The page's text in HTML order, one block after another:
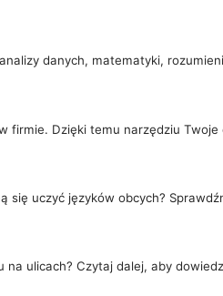
danych, matematyki,
firmie. Dzięki temu narzędziu
uczyć języków obcych?
ulicach? Czytaj dalej, aby